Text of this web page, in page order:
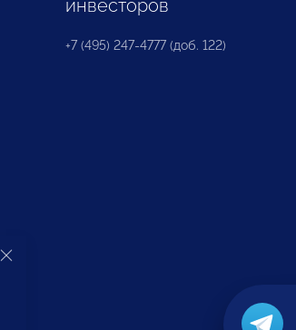
инвесторов
+7 (495) 247-4777 (доб. 122)